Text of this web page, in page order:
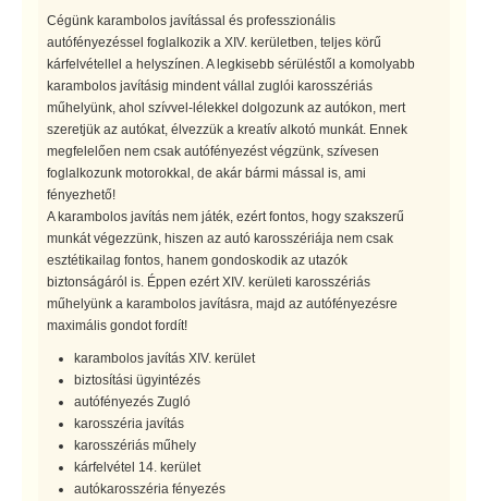
Cégünk karambolos javítással és professzionális
autófényezéssel foglalkozik a XIV. kerületben, teljes körű
kárfelvétellel a helyszínen. A legkisebb sérüléstől a komolyabb
karambolos javításig mindent vállal zuglói karosszériás
műhelyünk, ahol szívvel-lélekkel dolgozunk az autókon, mert
szeretjük az autókat, élvezzük a kreatív alkotó munkát. Ennek
megfelelően nem csak autófényezést végzünk, szívesen
foglalkozunk motorokkal, de akár bármi mással is, ami
fényezhető!
A karambolos javítás nem játék, ezért fontos, hogy szakszerű
munkát végezzünk, hiszen az autó karosszériája nem csak
esztétikailag fontos, hanem gondoskodik az utazók
biztonságáról is. Éppen ezért XIV. kerületi karosszériás
műhelyünk a karambolos javításra, majd az autófényezésre
maximális gondot fordít!
karambolos javítás XIV. kerület
biztosítási ügyintézés
autófényezés Zugló
karosszéria javítás
karosszériás műhely
kárfelvétel 14. kerület
autókarosszéria fényezés